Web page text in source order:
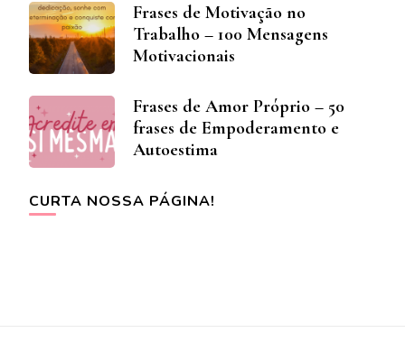
Frases de Motivação no
Trabalho – 100 Mensagens
Motivacionais
Frases de Amor Próprio – 50
frases de Empoderamento e
Autoestima
CURTA NOSSA PÁGINA!